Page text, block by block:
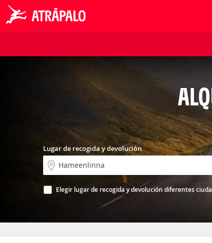
Lugar de recogida y devolución
Elegir lugar de recogida y devolución diferentes